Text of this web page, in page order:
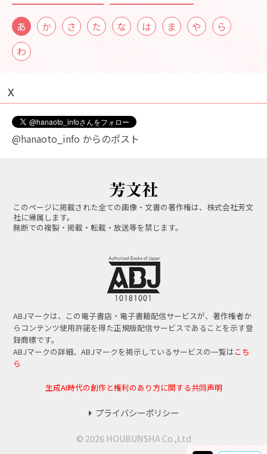
あ か さ た な は ま や
ら
わ
Ｘ
@hanaoto_info からのポスト
このページに掲載された全ての画像・文書の著作権は、株式会社芳文
社に帰属します。
無断での複製・掲載・転載・放送等を禁じます。
ABJマークは、この電子書店・電子書籍配信サービスが、著作権者か
らコンテンツ使用許諾を得た正規版配信サービスであることを示す登
録商標です。
ABJマークの詳細、ABJマークを掲示しているサービスの一覧はこち
ら
生成AI時代の創作と権利のあり方に関する共同声明
プライバシーポリシー
© 2026 HOUBUNSHA Co.,Ltd